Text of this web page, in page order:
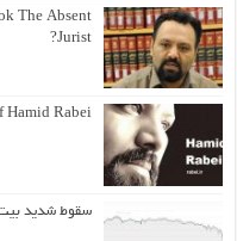
The Absent
Jurist?
Hamid Rabei
سقوط شدید بیت کوین ؛ افت ۱۵